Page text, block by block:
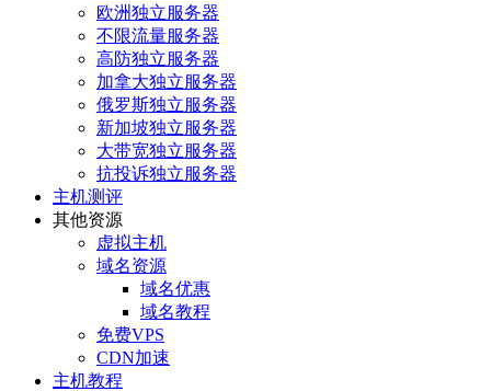
欧洲独立服务器
不限流量服务器
高防独立服务器
加拿大独立服务器
俄罗斯独立服务器
新加坡独立服务器
大带宽独立服务器
抗投诉独立服务器
主机测评
其他资源
虚拟主机
域名资源
域名优惠
域名教程
免费VPS
CDN加速
主机教程